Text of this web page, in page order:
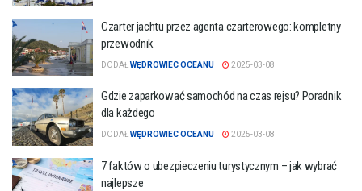
Czarter jachtu przez agenta czarterowego: kompletny
przewodnik
DODAŁ WĘDROWIEC OCEANU 2025-03-08
Gdzie zaparkować samochód na czas rejsu? Poradnik
dla każdego
DODAŁ WĘDROWIEC OCEANU 2025-03-08
7 faktów o ubezpieczeniu turystycznym – jak wybrać
najlepsze